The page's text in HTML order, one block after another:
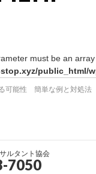
must be an
public_html/
可能性 簡単な例と対処法
ルタント協会
7050